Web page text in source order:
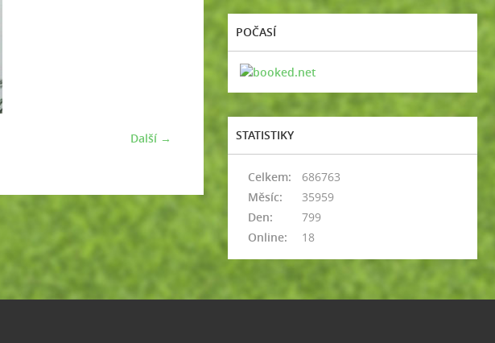
Další →
POČASÍ
STATISTIKY
Online: 18
Celkem:
686763
Měsíc:
35959
Den:
799